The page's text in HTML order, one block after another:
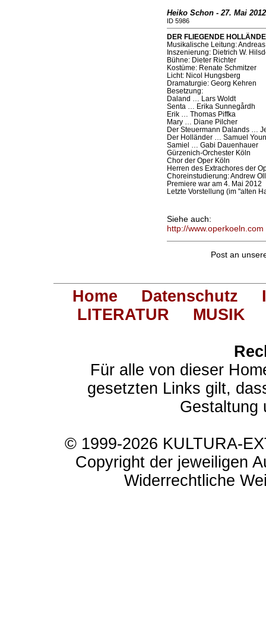
Heiko Schon - 27. Mai 2012
ID 5986
DER FLIEGENDE
Musikalische Leitung:
Inszenierung: Dietrich W.
Bühne: Dieter Richter
Kostüme: Renate Schmitzer
Licht: Nicol Hungsberg
Dramaturgie: Georg Kehren
Besetzung:
Daland … Lars Woldt
Senta … Erika Sunnegårdh
Erik … Thomas Piffka
Mary … Diane Pilcher
Der Steuermann Dalands …
Der Holländer … Samuel Youn
Samiel … Gabi Dauenhauer
Gürzenich-Orchester Köln
Chor der Oper Köln
Herren des Extrachores der
Choreinstudierung: Andrew
Premiere war am 4. Mai 2012
Letzte Vorstellung (im "alten
Siehe auch:
http://www.operkoeln.com
Post an
Home Datenschutz
LITERATUR
MUSIK
Für alle von dieser
gesetzten Links gilt,
Gestaltung
© 1999-2026 KULTURA-
Copyright der jeweiligen
Widerrechtliche